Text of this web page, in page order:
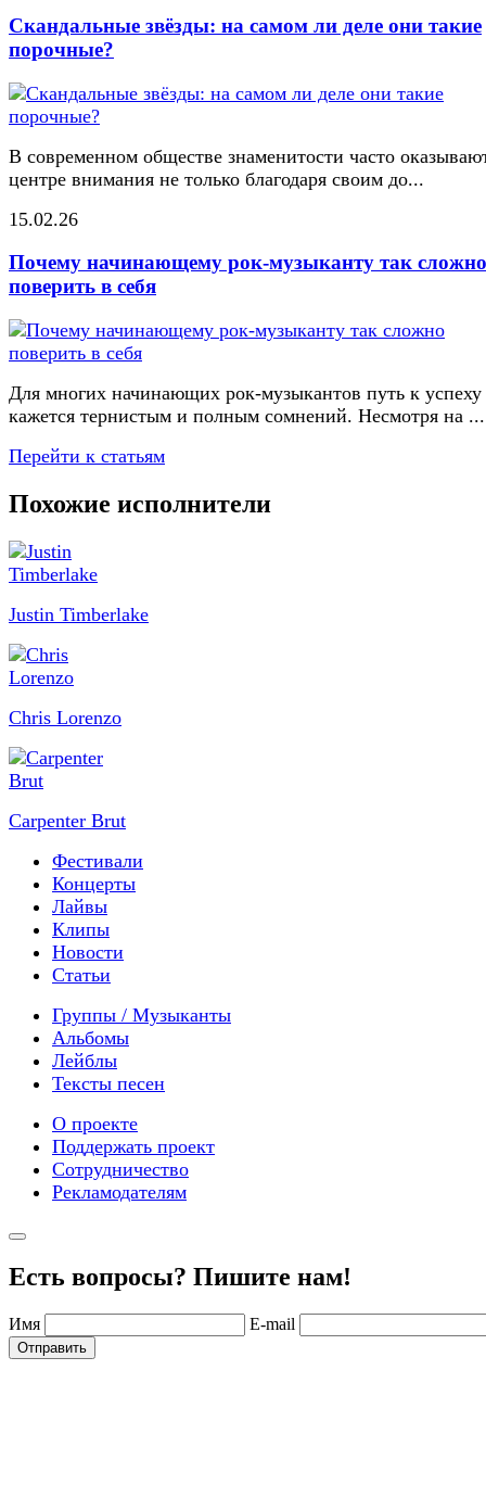
Скандальные звёзды: на самом ли деле они такие
порочные?
В современном обществе знаменитости часто
центре внимания не только благодаря своим до...
15.02.26
Почему начинающему рок-музыканту так сложно
поверить в себя
Для многих начинающих рок-музыкантов путь к успеху
кажется тернистым и полным сомнений. Несмотря на ...
Перейти к статьям
Похожие исполнители
Justin Timberlake
Chris Lorenzo
Carpenter Brut
Фестивали
Концерты
Лайвы
Клипы
Новости
Статьи
Группы / Музыканты
Альбомы
Лейблы
Тексты песен
О проекте
Поддержать проект
Сотрудничество
Рекламодателям
Есть вопросы? Пишите нам!
Имя E-mail